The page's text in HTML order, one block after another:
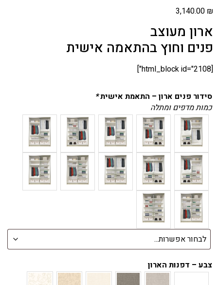
3,140.00 ₪
ארון מעוצב
פנים וחוץ בהתאמה אישית
[html_block id="2108"]
סידור פנים ארון – התאמת אישית*
כמות מדפים ומתלה
צבע – דפנות הארון